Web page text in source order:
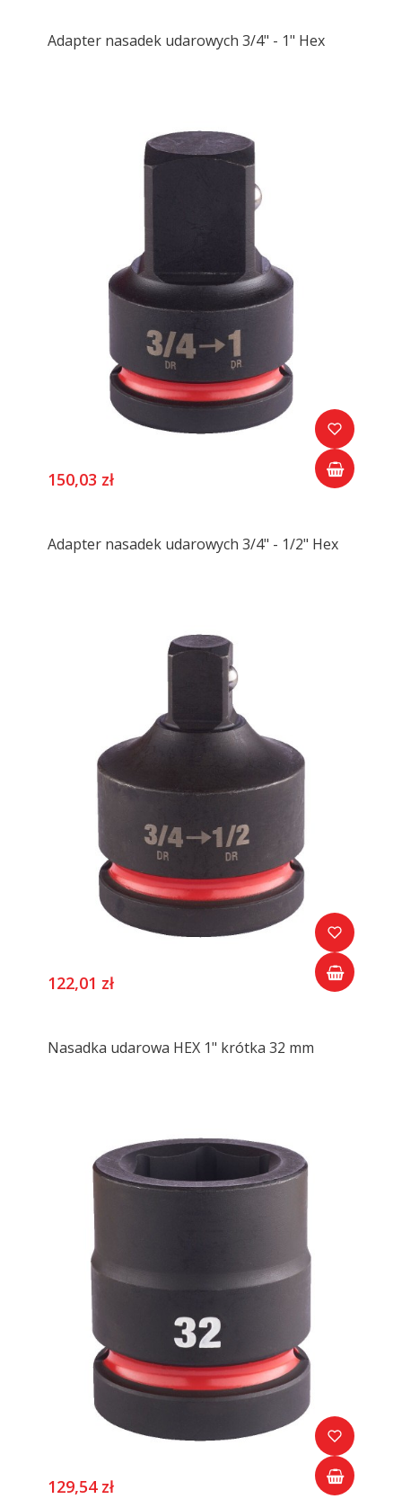
Adapter nasadek udarowych 3/4" - 1" Hex
150,03 zł
Adapter nasadek udarowych 3/4" - 1/2" Hex
122,01 zł
Nasadka udarowa HEX 1" krótka 32 mm
129,54 zł